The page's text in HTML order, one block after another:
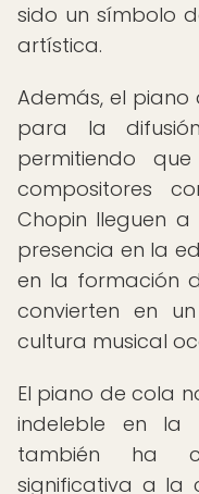
sido un símbolo
artística.
Además, el
para la
permitiendo
compositores
Chopin lleguen
presencia en la
en la formación
convierten en
cultura musical
El piano de cola
indeleble en la
también ha
significativa a la